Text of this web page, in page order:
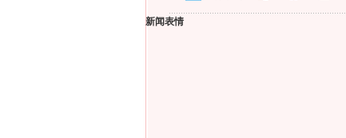
新闻表情